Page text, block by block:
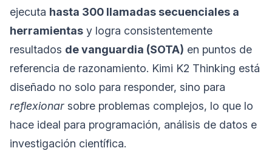
ejecuta hasta 300 llamadas secuenciales a
herramientas y logra consistentemente
resultados de vanguardia (SOTA) en puntos de
referencia de razonamiento. Kimi K2 Thinking está
diseñado no solo para responder, sino para
reflexionar sobre problemas complejos, lo que lo
hace ideal para programación, análisis de datos e
investigación científica.